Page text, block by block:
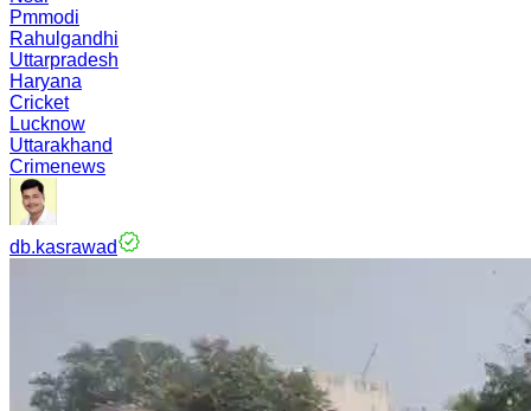
Pmmodi
Rahulgandhi
Uttarpradesh
Haryana
Cricket
Lucknow
Uttarakhand
Crimenews
db.kasrawad